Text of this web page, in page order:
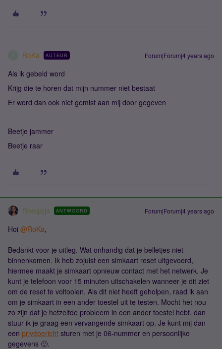
RoKa AUTEUR Forum|Forum|4 years ago
Als ik gebeld word
Krijg die te horen dat mijn nummer niet bestaat
Er word dan ook niet gemist aan mij door gegeven
Beetje jammer
Beetje raar
Roeqajja ANTWOORD Forum|Forum|4 years ago
Hoi @RoKa,
Bedankt voor je uitleg. Wat onhandig dat je belletjes niet
binnenkomen. Ik heb zojuist een simkaart reset uitgevoerd,
hiermee maakt je simkaart opnieuw contact met het netwerk. Je
kunt je telefoon voor 15 minuten uitschakelen wanneer je dit ziet
om de reset te voltooien. Als dit niet heeft geholpen, raad ik aan
om je simkaart in een ander toestel uit te testen. Mocht het nou
zo zijn dat je hetzelfde probleem in een ander toestel hebt, dan
stuur ik je graag een vervangende simkaart op. Je kunt mij dan
een privébericht sturen met je 06-nummer en persoonlijke
gegevens 🙂.